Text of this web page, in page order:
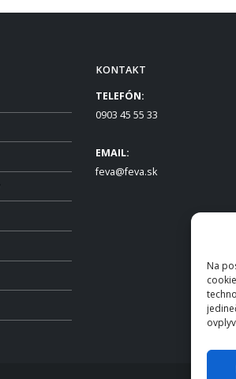
Na
KONTAKT
TELEFÓN:
0903 45 55 33
EMAIL:
feva@feva.sk